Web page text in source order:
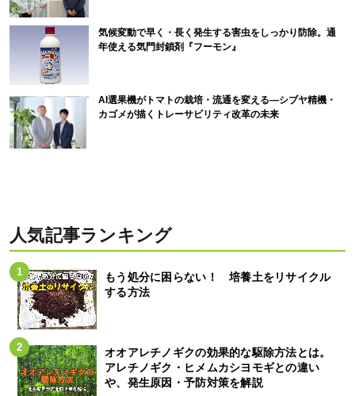
気候変動で早く・長く発生する害虫をしっかり防除。通
年使える気門封鎖剤『フーモン』
AI選果機がトマトの栽培・流通を変える―シブヤ精機・
カゴメが描くトレーサビリティ改革の未来
人気記事ランキング
もう処分に困らない！ 培養土をリサイクル
する方法
オオアレチノギクの効果的な駆除方法とは。
アレチノギク・ヒメムカシヨモギとの違い
や、発生原因・予防対策を解説